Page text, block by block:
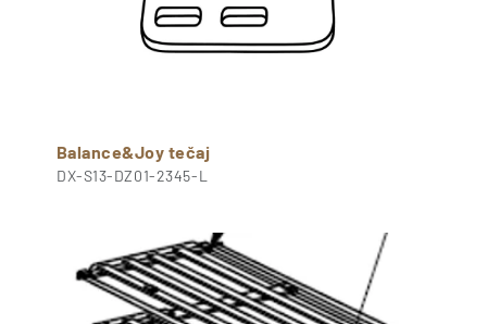
Balance&Joy tečaj
DX-S13-DZ01-2345-L